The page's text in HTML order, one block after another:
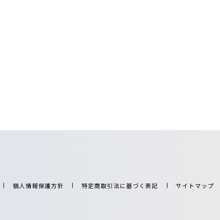
個人情報保護方針 特定商取引法に基づく表記 サイトマップ